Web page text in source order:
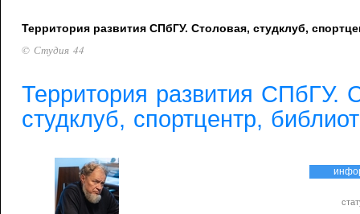
Территория развития СПбГУ. Столовая, студклуб,
© Студия 44
Территория развития СПбГУ.
студклуб, спортцентр,